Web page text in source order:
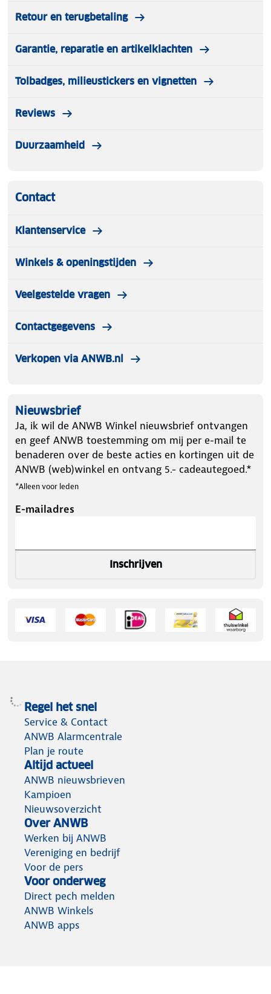
Retour en terugbetaling
Garantie, reparatie en artikelklachten
Tolbadges, milieustickers en vignetten
Reviews
Duurzaamheid
Contact
Klantenservice
Winkels & openingstijden
Veelgestelde vragen
Contactgegevens
Verkopen via ANWB.nl
Nieuwsbrief
Ja, ik wil de ANWB Winkel nieuwsbrief ontvangen
en geef ANWB toestemming om mij per e-mail te
benaderen over de beste acties en kortingen uit de
ANWB (web)winkel en ontvang 5.- cadeautegoed.*
*Alleen voor leden
E-mailadres
Inschrijven
Regel het snel
Service & Contact
ANWB Alarmcentrale
Plan je route
Altijd actueel
ANWB nieuwsbrieven
Kampioen
Nieuwsoverzicht
Over ANWB
Werken bij ANWB
Vereniging en bedrijf
Voor de pers
Voor onderweg
Direct pech melden
ANWB Winkels
ANWB apps